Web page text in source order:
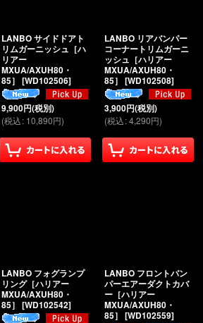
LANBO サイドドアト
リムガーニッシュ［ハ
リアー
MXUA/AXUH80・
85］ [WD102506]
9,900円(税別)
(税込: 10,890円)
LANBO リアバンパー
コーナートリムガーニ
ッシュ［ハリアー
MXUA/AXUH80・
85］ [WD102508]
3,900円(税別)
(税込:4,290円)
LANBO フォグランプ
リング［ハリアー
MXUA/AXUH80・
85］ [WD102542]
LANBO フロントバン
パーエアーダクトカバ
ー［ハリアー
MXUA/AXUH80・
85］ [WD102559]